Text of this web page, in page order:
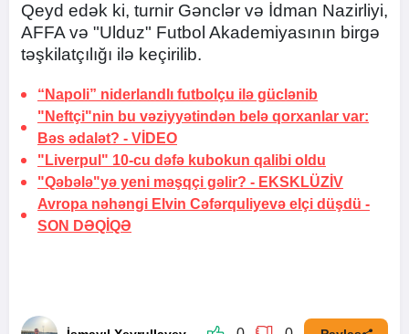
Qeyd edək ki, turnir Gənclər və İdman Nazirliyi,
AFFA və "Ulduz" Futbol Akademiyasının birgə
təşkilatçılığı ilə keçirilib.
“Napoli” niderlandlı futbolçu ilə güclənib
"Neftçi"nin bu vəziyyətindən belə qorxanlar var:
Bəs ədalət? - VİDEO
"Liverpul" 10-cu dəfə kubokun qalibi oldu
"Qəbələ"yə yeni məşqçi gəlir? - EKSKLÜZİV
Avropa nəhəngi Elvin Cəfərquliyevə elçi düşdü -
SON DƏQİQƏ